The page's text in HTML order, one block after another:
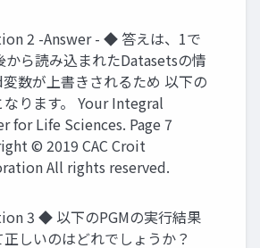
2 -Answer - ◆ 答えは、1で
から読み込まれたDatasetsの情
数が上書きされるため 以下の
なります。 Your Integral
for Life Sciences. Page 7
© 2019 CAC Croit
All rights reserved.
3 ◆ 以下のPGMの実行結果
正しいのはどれでしょうか？